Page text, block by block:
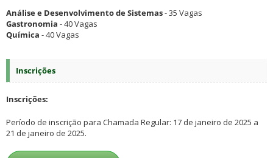
Análise e Desenvolvimento de Sistemas- 35 Vagas
Gastronomia - 40 Vagas
Química - 40 Vagas
Inscrições
Inscrições:
Período de inscrição para Chamada Regular: 17 de janeiro de 2025 a
21 de janeiro de 2025.